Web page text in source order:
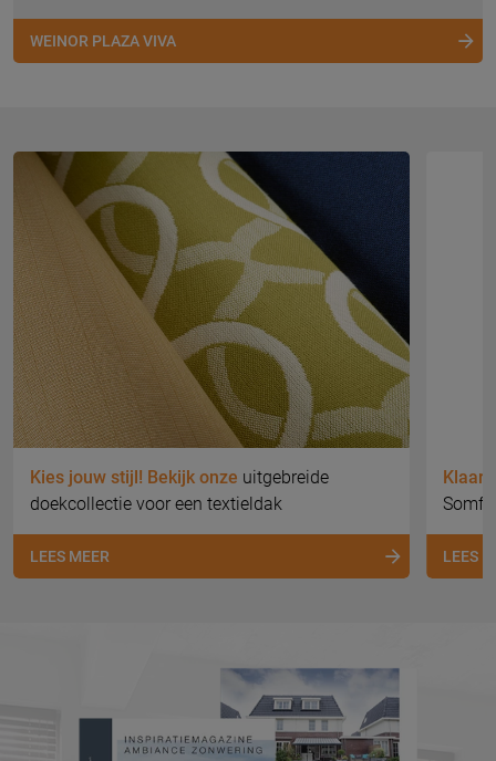
WEINOR PLAZA VIVA
Kies jouw stijl! Bekijk onze uitgebreide
doekcollectie voor een textieldak
LEES MEER
Klaar
LEES